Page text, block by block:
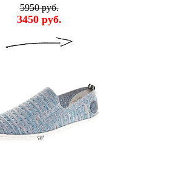
5950 руб.
3450 руб.